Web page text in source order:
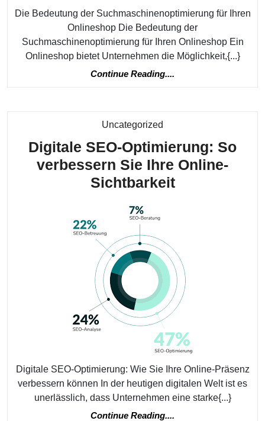
von
für
Die Bedeutung der Suchmaschinenoptimierung für Ihren
Onlineshop Die Bedeutung der
Suchmaschinenoptimierung für Ihren Onlineshop Ein
Onlineshop bietet Unternehmen die Möglichkeit,{...}
Continue Reading....
Uncategorized
Digitale SEO-Optimierung: So
verbessern Sie Ihre Online-
SichtbarkeitDigitale
verbessern
Sie
Ihre
Online-
Digitale SEO-Optimierung: Wie Sie Ihre Online-Präsenz
verbessern können In der heutigen digitalen Welt ist es
unerlässlich, dass Unternehmen eine starke{...}
Continue Reading....